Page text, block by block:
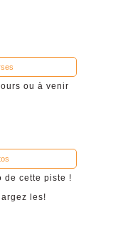
ou à venir
de cette piste !
les!